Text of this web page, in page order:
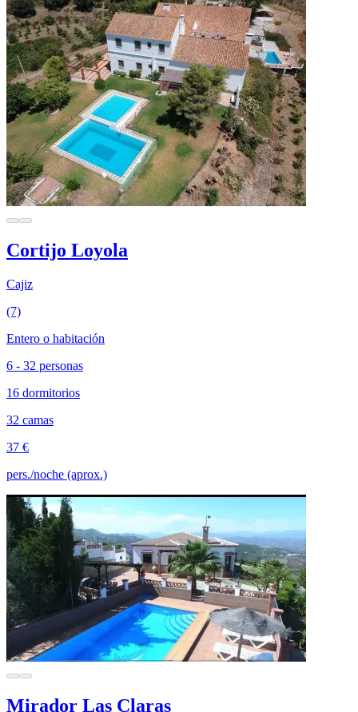
Cortijo Loyola
Cajiz
(7)
Entero o habitación
6 - 32 personas
16 dormitorios
32 camas
37 €
pers./noche (aprox.)
Mirador Las Claras